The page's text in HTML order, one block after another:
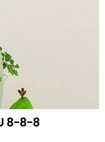
8-8-8